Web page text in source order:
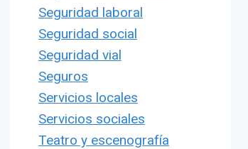
Seguridad laboral
Seguridad social
Seguridad vial
Seguros
Servicios locales
Servicios sociales
Teatro y escenografía